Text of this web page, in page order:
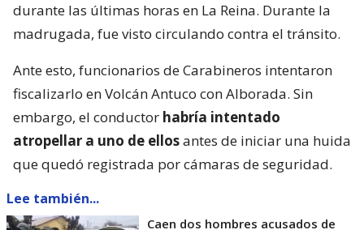
durante las últimas horas en La Reina. Durante la
madrugada, fue visto circulando contra el tránsito.
Ante esto, funcionarios de Carabineros intentaron
fiscalizarlo en Volcán Antuco con Alborada. Sin
embargo, el conductor habría intentado
atropellar a uno de ellosantes de iniciar una huida
que quedó registrada por cámaras de seguridad.
Lee también...
Caen dos hombres acusados de